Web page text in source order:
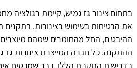
בתחום צינור גז גמיש, קיימת רגולציה
את הבטיחות בשימוש בצינורות. התקנים
ההיבטים, החל מהחומרים שמהם מיוצרים
ההתקנה. כל חברה המייצרת צינורות גז
בדרישות התקנות הללו, דבר שמבטיח